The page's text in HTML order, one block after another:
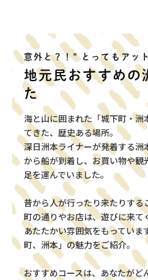
意外と？！" とってもアッ
地元民おすすめの
た
海と山に囲まれた「城下町・洲
てきた、歴史ある場所。
深日洲本ライナーが発着する
から船が到着し、お買い物や
足を運んでいました。
昔から人が行ったり来たりする
町の通りやお店は、遊びに来て
あたたかい雰囲気をもっていま
町、洲本」の魅力をご紹介。
おすすめコースは、あなたがど